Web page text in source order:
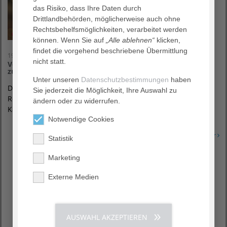
19. November 2025
Vorweihnachtliche Klänge im Diakonieklinikum: Einladung
zum Adventssingen
Das Seelsorgeteam im Agaplesion Diakonieklinikum
Rotenburg lädt herzlich zum offenen Adventssingen ein. Bei
Kaffee, Kakao und Keksen beginnt die…
Erfahren Sie mehr
das Risiko, dass Ihre Daten durch
Drittlandbehörden, möglicherweise auch ohne
Rechtsbehelfsmöglichkeiten, verarbeitet werden
können. Wenn Sie auf „Alle ablehnen“ klicken,
findet die vorgehend beschriebene Übermittlung
nicht statt.
Unter unseren Datenschutzbestimmungen haben
Sie jederzeit die Möglichkeit, Ihre Auswahl zu
ändern oder zu widerrufen.
Notwendige Cookies
Statistik
Marketing
Externe Medien
AUSWAHL AKZEPTIEREN